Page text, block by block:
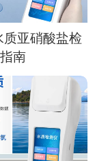
亚硝酸盐检
南